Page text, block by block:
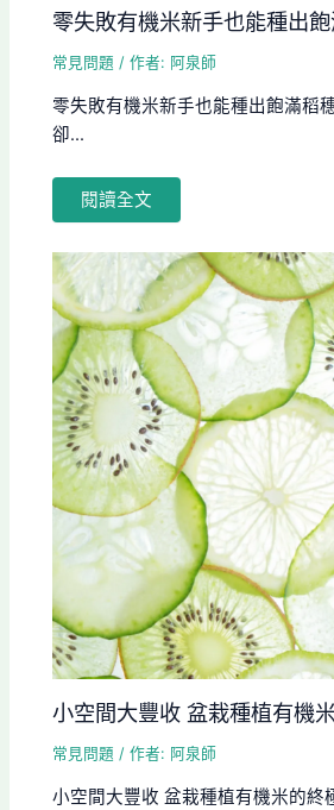
零失敗有機米新手也能種出
常見問題 / 作者: 阿泉師
零失敗有機米新手也能種出飽滿稻
卻...
閱讀全文
小空間大豐收 盆栽種植有機
常見問題 / 作者: 阿泉師
小空間大豐收 盆栽種植有機米的終